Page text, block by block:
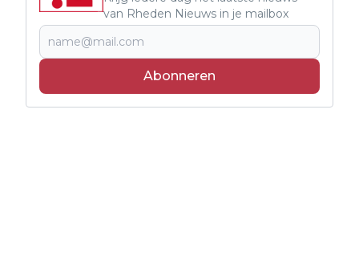
van Rheden Nieuws in je mailbox
Abonneren